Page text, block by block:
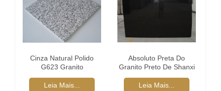
Cinza Natural Polido
G623 Granito
Leia Mais...
Absoluto Preta Do
Granito Preto De Shanxi
Leia Mais...